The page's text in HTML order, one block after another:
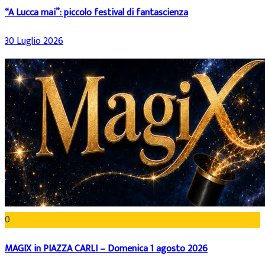
“A Lucca mai”: piccolo festival di fantascienza
30 Luglio 2026
0
MAGIX in PIAZZA CARLI – Domenica 1 agosto 2026